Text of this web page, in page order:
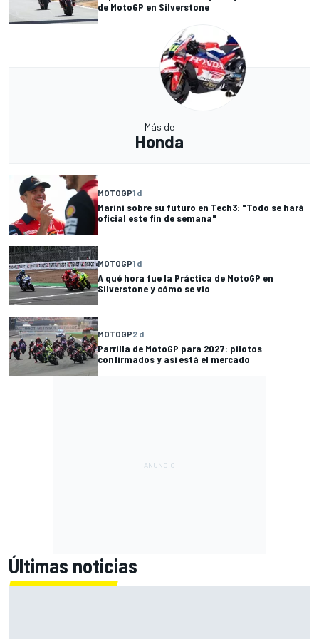
de MotoGP en Silverstone
Más de
Honda
MOTOGP1 d
Marini sobre su futuro en Tech3: "Todo se hará
oficial este fin de semana"
MOTOGP1 d
A qué hora fue la Práctica de MotoGP en
Silverstone y cómo se vio
MOTOGP2 d
Parrilla de MotoGP para 2027: pilotos
confirmados y así está el mercado
Últimas noticias